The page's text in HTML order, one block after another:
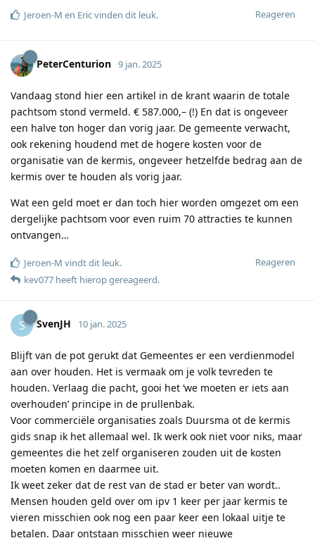
Reageren
Jeroen-M en Ericvinden dit leuk.
PeterCenturion 9 jan. 2025
Vandaag stond hier een artikel in de krant waarin de totale
pachtsom stond vermeld. € 587.000,– (!) En dat is ongeveer
een halve ton hoger dan vorig jaar. De gemeente verwacht,
ook rekening houdend met de hogere kosten voor de
organisatie van de kermis, ongeveer hetzelfde bedrag aan de
kermis over te houden als vorig jaar.
Wat een geld moet er dan toch hier worden omgezet om een
dergelijke pachtsom voor even ruim 70 attracties te kunnen
ontvangen…
Reageren
Jeroen-M vindt dit leuk.
kev077 heeft hierop gereageerd.
S SvenJH 10 jan. 2025
Blijft van de pot gerukt dat Gemeentes er een verdienmodel
aan over houden. Het is vermaak om je volk tevreden te
houden. Verlaag die pacht, gooi het ‘we moeten er iets aan
overhouden’ principe in de prullenbak.
Voor commerciële organisaties zoals Duursma ot de kermis
gids snap ik het allemaal wel. Ik werk ook niet voor niks, maar
gemeentes die het zelf organiseren zouden uit de kosten
moeten komen en daarmee uit.
Ik weet zeker dat de rest van de stad er beter van wordt..
Mensen houden geld over om ipv 1 keer per jaar kermis te
vieren misschien ook nog een paar keer een lokaal uitje te
betalen. Daar ontstaan misschien weer nieuwe